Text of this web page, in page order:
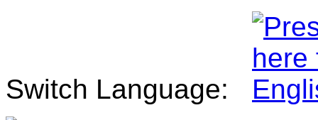
Switch Language: